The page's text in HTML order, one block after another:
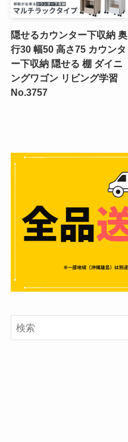
隠せるカウンター下収納 奥
行30 幅50 高さ75 カウンタ
ー下収納 隠せる 棚 ダイニ
ングワゴン リビング学習
No.3757